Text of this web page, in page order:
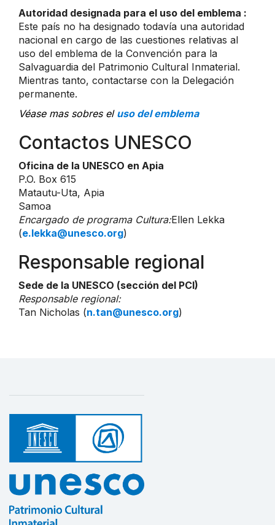
Autoridad designada para el uso del emblema :
Este país no ha designado todavía una autoridad
nacional en cargo de las cuestiones relativas al
uso del emblema de la Convención para la
Salvaguardia del Patrimonio Cultural Inmaterial.
Mientras tanto, contactarse con la Delegación
permanente.
Véase mas sobres el uso del emblema
Contactos UNESCO
Oficina de la UNESCO en Apia
P.O. Box 615
Matautu-Uta, Apia
Samoa
Encargado de programa Cultura:Ellen Lekka
(e.lekka@unesco.org)
Responsable regional
Sede de la UNESCO (sección del PCI)
Responsable regional:
Tan Nicholas (n.tan@unesco.org)